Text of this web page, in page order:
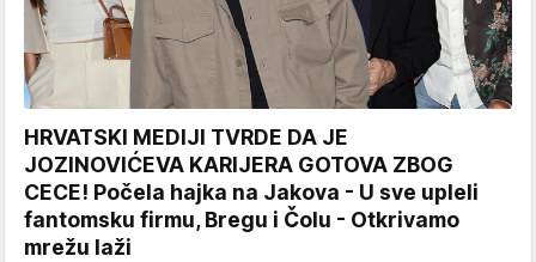
HRVATSKI MEDIJI TVRDE DA JE
JOZINOVIĆEVA KARIJERA GOTOVA ZBOG
CECE! Počela hajka na Jakova - U sve upleli
fantomsku firmu, Bregu i Čolu - Otkrivamo
mrežu laži